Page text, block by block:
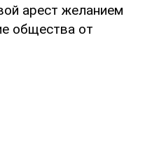
арест желанием
общества от